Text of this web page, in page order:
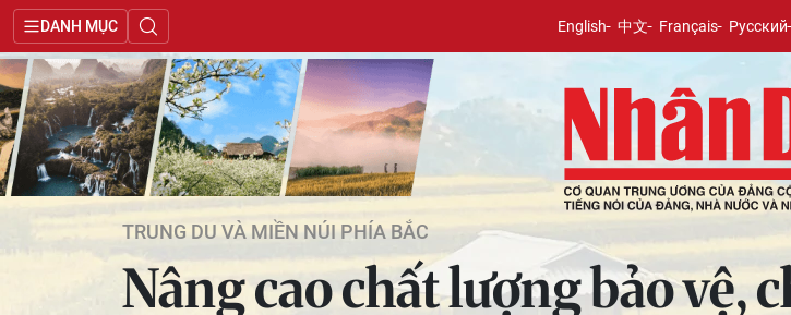
DANH MỤC English 中文 Français Русский
TRUNG DU VÀ MIỀN NÚI PHÍA BẮC
Nâng cao chất lượng bảo vệ,